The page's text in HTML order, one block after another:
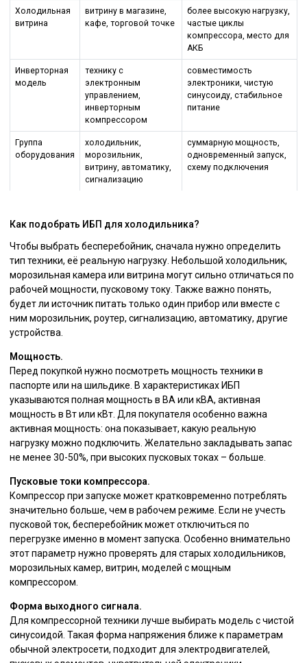
Холодильная
витрина
витрину в магазине,
кафе, торговой точке
более высокую нагрузку,
частые циклы
компрессора, место для
АКБ
Инверторная
модель
технику с
электронным
управлением,
инверторным
компрессором
совместимость
электроники, чистую
синусоиду, стабильное
питание
Группа
оборудования
холодильник,
морозильник,
витрину, автоматику,
сигнализацию
суммарную мощность,
одновременный запуск,
схему подключения
Как подобрать ИБП для холодильника?
Чтобы выбрать бесперебойник, сначала нужно определить
тип техники, её реальную нагрузку. Небольшой холодильник,
морозильная камера или витрина могут сильно отличаться по
рабочей мощности, пусковому току. Также важно понять,
будет ли источник питать только один прибор или вместе с
ним морозильник, роутер, сигнализацию, автоматику, другие
устройства.
Мощность.
Перед покупкой нужно посмотреть мощность техники в
паспорте или на шильдике. В характеристиках ИБП
указываются полная мощность в ВА или кВА, активная
мощность в Вт или кВт. Для покупателя особенно важна
активная мощность: она показывает, какую реальную
нагрузку можно подключить. Желательно закладывать запас
не менее 30-50%, при высоких пусковых токах – больше.
Пусковые токи компрессора.
Компрессор при запуске может кратковременно потреблять
значительно больше, чем в рабочем режиме. Если не учесть
пусковой ток, бесперебойник может отключиться по
перегрузке именно в момент запуска. Особенно внимательно
этот параметр нужно проверять для старых холодильников,
морозильных камер, витрин, моделей с мощным
компрессором.
Форма выходного сигнала.
Для компрессорной техники лучше выбирать модель с чистой
синусоидой. Такая форма напряжения ближе к параметрам
обычной электросети, подходит для электродвигателей,